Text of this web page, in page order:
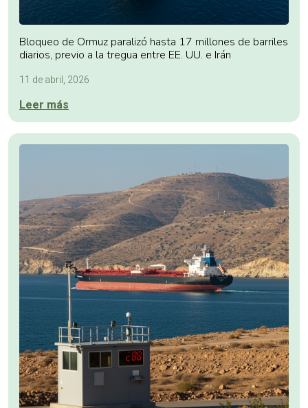
Bloqueo de Ormuz paralizó hasta 17 millones de barriles
diarios, previo a la tregua entre EE. UU. e Irán
11 de abril, 2026
Leer más